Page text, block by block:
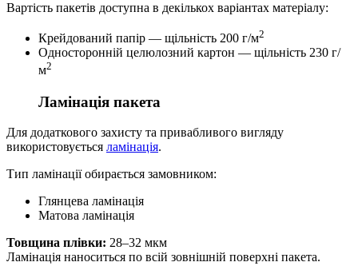
Вартість пакетів доступна в декількох варіантах матеріалу:
Крейдований папір — щільність 200 г/м2
Односторонній целюлозний картон — щільність 230 г/
м2
Ламінація пакета
Для додаткового захисту та привабливого вигляду
використовується ламінація.
Тип ламінації обирається замовником:
Глянцева ламінація
Матова ламінація
Товщина плівки: 28–32 мкм
Ламінація наноситься по всій зовнішній поверхні пакета.